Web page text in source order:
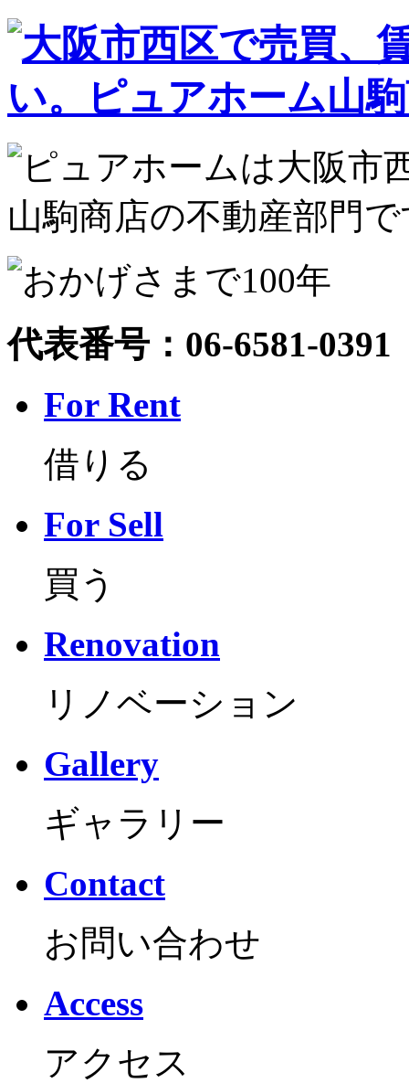
代表番号：06-6581-
For Rent
借りる
For Sell
買う
Renovation
リノベーション
Gallery
ギャラリー
Contact
お問い合わせ
Access
アクセス